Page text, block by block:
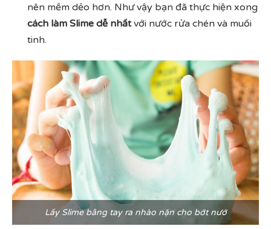
nên mềm dẻo hơn. Như vậy bạn đã thực hiện xong
cách làm Slime dễ nhấtvới nước rửa chén và muối
tinh.
Lấy Slime bằng tay ra nhào nặn cho bớt nướ